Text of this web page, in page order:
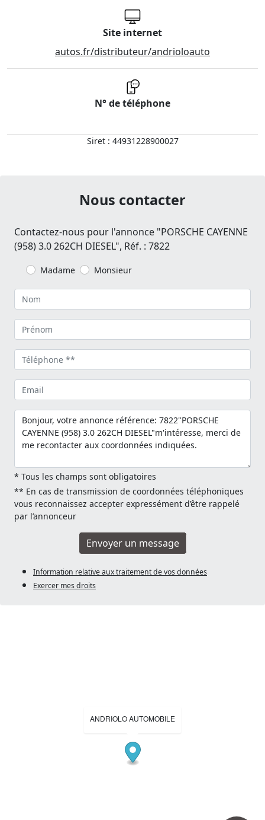
Site internet
autos.fr/distributeur/andrioloauto
N° de téléphone
Siret : 44931228900027
Nous contacter
Contactez-nous pour l'annonce "PORSCHE CAYENNE
(958) 3.0 262CH DIESEL", Réf. : 7822
Madame Monsieur
* Tous les champs sont obligatoires
** En cas de transmission de coordonnées téléphoniques
vous reconnaissez accepter expressément d’être rappelé
par l’annonceur
Envoyer un message
Information relative aux traitement de vos données
Exercer mes droits
ANDRIOLO AUTOMOBILE